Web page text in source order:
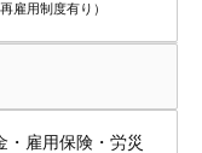
雇用制度有り）
・雇用保険・労災